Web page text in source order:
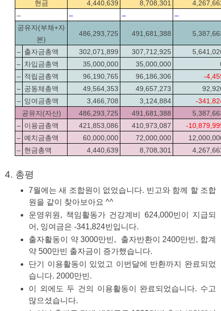
현금
4,440,639 8,708,301
–
– –
–
공유자(부채+자
본)
486,293,725 491,681,388
– 출자금총액 302,071,899 307,712,925
– 차입금총액 35,000,000 35,000,000
– 적립금총액 96,190,765 96,186,306
-
– 공동체총액 49,564,353 49,657,273
– 잉여금총액 3,466,708 3,124,884
-
공유지(자산)
486,293,725 491,681,388
– 이용금총액 421,853,086 410,973,087
-
– 예치금총액 60,000,000 72,000,000
– 현금총액 4,440,639 8,708,301
4. 총평
7월에는 새 조합원이 없었습니다. 빈고와 함께 할 조합
원을 같이 찾아보아요 ^^
운영위원, 책임활동가 건강계비 624,000빈이 지급되
어, 잉여금은 -341,824빈입니다.
출자활동이 약 3000만빈,  출자반환이 2400만빈, 합계
약 500만빈 출자금이 증가했습니다.
단기 이용활동이 있었고 이번달에 반환까지 완료되었
습니다. 2000만빈.
이 외에도 두 건의 이용활동이 완료되었습니다. 수고
많으셨습니다.